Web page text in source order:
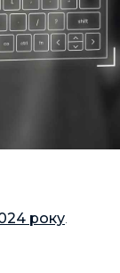
року.